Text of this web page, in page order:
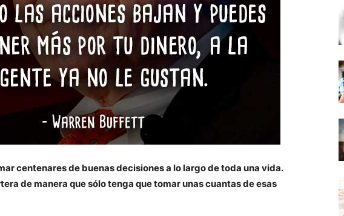
centenares de buenas decisiones a lo largo de toda una vida.
de manera que sólo tenga que tomar unas cuantas de esas